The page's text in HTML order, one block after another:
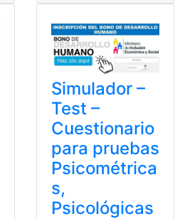
Simulador –
Test –
Cuestionario
para pruebas
Psicométrica
s,
Psicológicas